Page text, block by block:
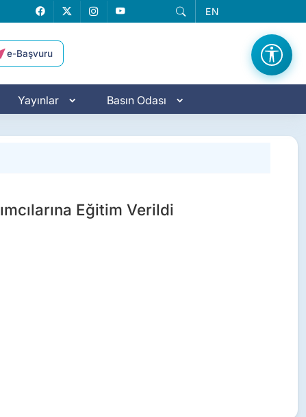
Facebook
X InstagramYouTube
EN
e-Başvuru
Yayınlar Basın Odası
Eğitim Verildi